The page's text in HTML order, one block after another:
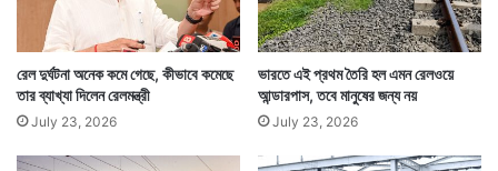
রেল দুর্ঘটনা অনেক কমে গেছে, কীভাবে কমেছে
তার ব্যাখ্যা দিলেন রেলমন্ত্রী
July 23, 2026
ভারতে এই প্রথম তৈরি হল এমন রেলওয়ে
আন্ডারপাস, তবে মানুষের জন্য নয়
July 23, 2026